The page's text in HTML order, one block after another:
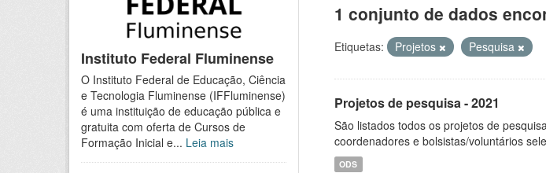
Instituto Federal Fluminense
O Instituto Federal de Educação, Ciência
e Tecnologia Fluminense (IFFluminense)
é uma instituição de educação pública e
gratuita com oferta de Cursos de
Formação Inicial e... Leia mais
1 conjunto de dados
Etiquetas: Projetos Pesquisa
Projetos de pesquisa - 2021
São listados todos os projetos de
coordenadores e bolsistas/voluntários
ODS